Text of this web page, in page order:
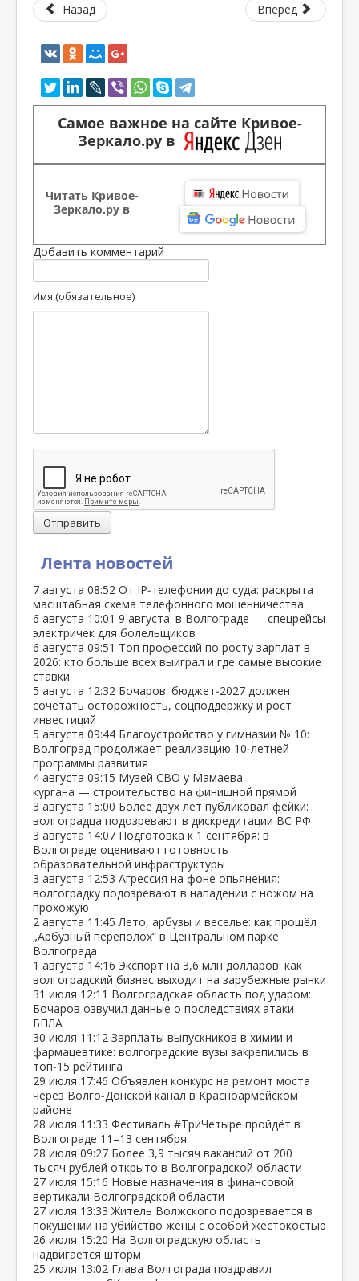
Лента новостей
7 августа 08:52 От IP‑телефонии до суда: раскрыта
масштабная схема телефонного мошенничества
6 августа 10:01 9 августа: в Волгограде — спецрейсы
электричек для болельщиков
6 августа 09:51 Топ профессий по росту зарплат в
2026: кто больше всех выиграл и где самые высокие
ставки
5 августа 12:32 Бочаров: бюджет‑2027 должен
сочетать осторожность, соцподдержку и рост
инвестиций
5 августа 09:44 Благоустройство у гимназии № 10:
Волгоград продолжает реализацию 10‑летней
программы развития
4 августа 09:15 Музей СВО у Мамаева
кургана — строительство на финишной прямой
3 августа 15:00 Более двух лет публиковал фейки:
волгоградца подозревают в дискредитации ВС РФ
3 августа 14:07 Подготовка к 1 сентября: в
Волгограде оценивают готовность
образовательной инфраструктуры
3 августа 12:53 Агрессия на фоне опьянения:
волгоградку подозревают в нападении с ножом на
прохожую
2 августа 11:45 Лето, арбузы и веселье: как прошёл
„Арбузный переполох“ в Центральном парке
Волгограда
1 августа 14:16 Экспорт на 3,6 млн долларов: как
волгоградский бизнес выходит на зарубежные рынки
31 июля 12:11 Волгоградская область под ударом:
Бочаров озвучил данные о последствиях атаки
БПЛА
30 июля 11:12 Зарплаты выпускников в химии и
фармацевтике: волгоградские вузы закрепились в
топ‑15 рейтинга
29 июля 17:46 Объявлен конкурс на ремонт моста
через Волго‑Донской канал в Красноармейском
районе
28 июля 11:33 Фестиваль #ТриЧетыре пройдёт в
Волгограде 11–13 сентября
28 июля 09:27 Более 3,9 тысяч вакансий от 200
тысяч рублей открыто в Волгоградской области
27 июля 15:16 Новые назначения в финансовой
вертикали Волгоградской области
27 июля 13:33 Житель Волжского подозревается в
покушении на убийство жены с особой жестокостью
26 июля 15:20 На Волгоградскую область
надвигается шторм
25 июля 13:02 Глава Волгограда поздравил
Назад Вперед
Самое важное на сайте Кривое-
Зеркало.ру в
Читать Кривое-
Зеркало.ру в
Добавить комментарий
Имя (обязательное)
Отправить